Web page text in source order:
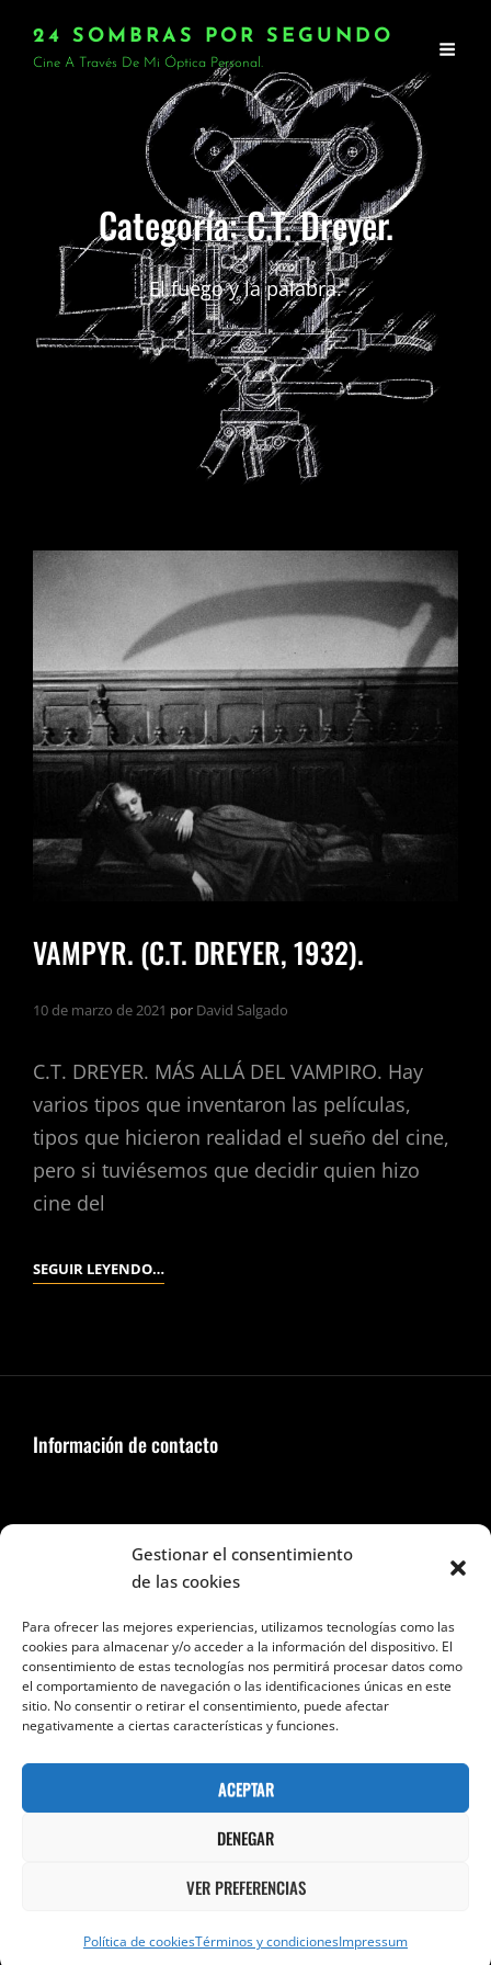
Gestionar el consentimiento
de las cookies
Para ofrecer las mejores experiencias, utilizamos tecnologías como las
cookies para almacenar y/o acceder a la información del dispositivo. El
consentimiento de estas tecnologías nos permitirá procesar datos como
el comportamiento de navegación o las identificaciones únicas en este
sitio. No consentir o retirar el consentimiento, puede afectar
negativamente a ciertas características y funciones.
ACEPTAR
DENEGAR
VER PREFERENCIAS
Política de cookiesTérminos y condicionesImpressum
24 SOMBRAS POR SEGUNDO
Cine A Través De Mi Óptica Personal.
Categoría:C.T. Dreyer.
El fuego y la palabra.
VAMPYR. (C.T. DREYER, 1932).
10 de marzo de 2021 por David Salgado
C.T. DREYER. MÁS ALLÁ DEL VAMPIRO. Hay
varios tipos que inventaron las películas,
tipos que hicieron realidad el sueño del cine,
pero si tuviésemos que decidir quien hizo
cine del
SEGUIR LEYENDO…
Información de contacto
Seguir en Facebook e Instagram
Categorías
24 Sombras Por Segundo